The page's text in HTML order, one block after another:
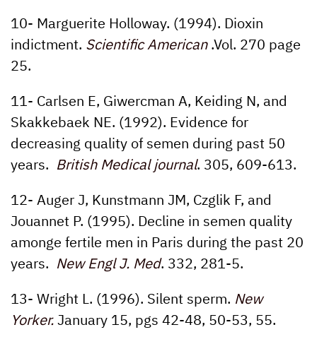
10- Marguerite Holloway. (1994). Dioxin
indictment. Scientific American.Vol. 270 page
25.
11- Carlsen E, Giwercman A, Keiding N, and
Skakkebaek NE. (1992). Evidence for
decreasing quality of semen during past 50
years. British Medical journal. 305, 609-613.
12- Auger J, Kunstmann JM, Czglik F, and
Jouannet P. (1995). Decline in semen quality
amonge fertile men in Paris during the past 20
years. New Engl J. Med. 332, 281-5.
13- Wright L. (1996). Silent sperm. New
Yorker.January 15, pgs 42-48, 50-53, 55.